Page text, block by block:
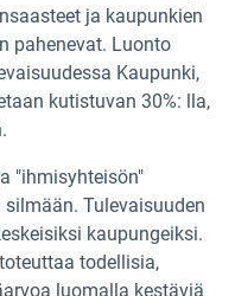
ja kaupunkien
pahenevat. Luonto
Kaupunki,
kutistuvan 30%: lla,
"ihmisyhteisön"
Tulevaisuuden
kaupungeiksi.
todellisia,
luomalla kestäviä